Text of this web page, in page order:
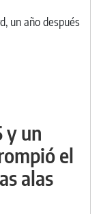
y un
el
alas